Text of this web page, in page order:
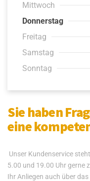
Mittwoch
Donnerstag
Freitag
Samstag
Sonntag
Sie haben
eine
Unser Kundenservice
5.00 und 19.00 Uhr gerne
Ihr Anliegen auch über